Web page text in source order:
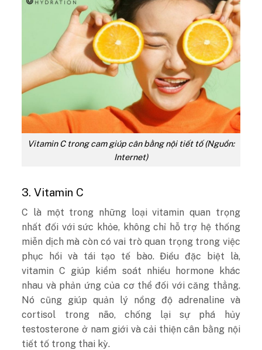
Vitamin C trong cam giúp cân bằng nội tiết tố (Nguồn:
Internet)
3. Vitamin C
C là một trong những loại vitamin quan trọng
nhất đối với sức khỏe, không chỉ hỗ trợ hệ thống
miễn dịch mà còn có vai trò quan trọng trong việc
phục hồi và tái tạo tế bào. Điều đặc biệt là,
vitamin C giúp kiểm soát nhiều hormone khác
nhau và phản ứng của cơ thể đối với căng thẳng.
Nó cũng giúp quản lý nồng độ adrenaline và
cortisol trong não, chống lại sự phá hủy
testosterone ở nam giới và cải thiện cân bằng nội
tiết tố trong thai kỳ.